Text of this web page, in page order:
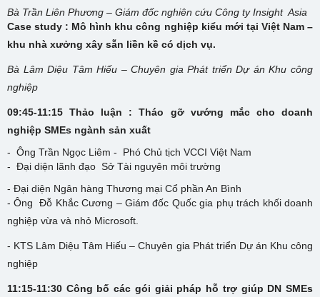
Bà Trần Liên Phương – Giám đốc nghiên cứu Công ty Insight Asia
Case study : Mô hình khu công nghiệp kiểu mới tại Việt Nam –
khu nhà xưởng xây sẵn liền kề có dịch vụ.
Bà Lâm Diệu Tâm Hiếu – Chuyên gia Phát triển Dự án Khu công
nghiệp
09:45-11:15 Thảo luận : Tháo gỡ vướng mắc cho doanh
nghiệp SMEs ngành sản xuất
- Ông Trần Ngọc Liêm - Phó Chủ tịch VCCI Việt Nam
- Đại diện lãnh đạo Sở Tài nguyên môi trường
- Đại diện Ngân hàng Thương mại Cổ phần An Bình
- Ông Đỗ Khắc Cương – Giám đốc Quốc gia phụ trách khối doanh
nghiệp vừa và nhỏ Microsoft.
- KTS Lâm Diệu Tâm Hiếu – Chuyên gia Phát triển Dự án Khu công
nghiệp
11:15-11:30 Công bố các gói giải pháp hỗ trợ giúp DN SMEs